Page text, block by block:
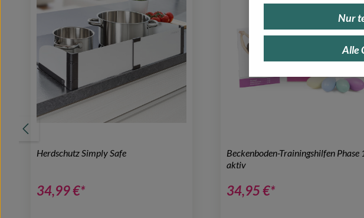
Herdschutz Simply Safe
34,99 €*
Beckenboden-Trainingshilfen Phase
aktiv
34,95 €*
Alle
Nur